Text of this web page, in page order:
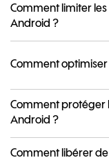
Comment limiter
Android ?
Comment
Comment protéger
Android ?
Comment libérer